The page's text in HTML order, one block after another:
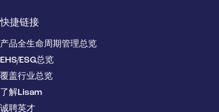
快捷链接
产品全生命周期管理总览
EHS/ESG总览
覆盖行业总览
了解Lisam
诚聘英才